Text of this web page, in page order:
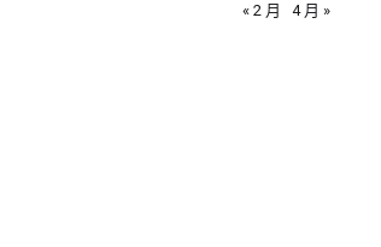
« 2 月 4 月 »